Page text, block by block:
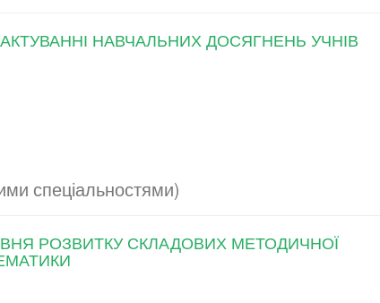
НАВЧАЛЬНИХ ДОСЯГНЕНЬ УЧНІВ
спеціальностями)
РОЗВИТКУ СКЛАДОВИХ МЕТОДИЧНОЇ